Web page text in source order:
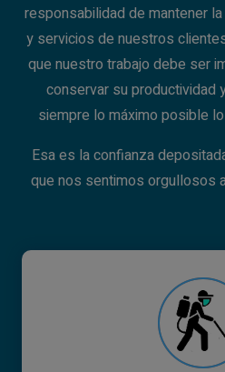
responsabilidad de mantener
y servicios de nuestros
que nuestro trabajo debe ser
conservar su productividad
siempre lo máximo posible
Esa es la confianza
que nos sentimos orgullosos